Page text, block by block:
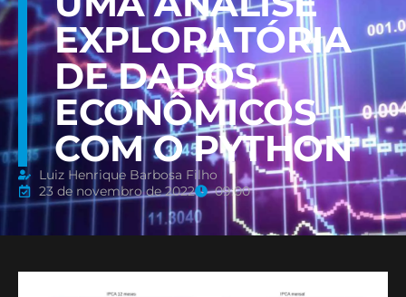
EXPLORATÓRIA
DE DADOS
ECONÔMICOS
COM O PYTHON
Luiz Henrique Barbosa Filho
23 de novembro de 2022
09:00